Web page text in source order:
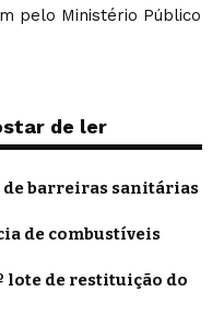
pelo Ministério Público
de ler
de barreiras sanitárias
de combustíveis
lote de restituição do